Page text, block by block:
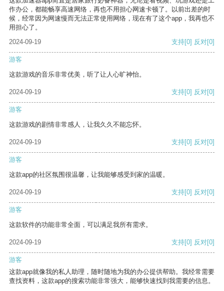
作办公，都能畅享高速网络，再也不用担心网速卡顿了。以前出差的时
候，经常因为网速慢而无法正常使用网络，现在有了这个app，我再也不
用担心了。
2024-09-19
支持[0] 反对[0]
游客
这款游戏的音乐非常优美，听了让人心旷神怡。
2024-09-19 支持[0] 反对[0]
游客
这款游戏的剧情非常感人，让我久久不能忘怀。
2024-09-19 支持[0] 反对[0]
游客
这款app的社区氛围很温馨，让我能够感受到家的温暖。
2024-09-19 支持[0] 反对[0]
游客
这款软件的功能非常全面，可以满足我所有需求。
2024-09-19 支持[0] 反对[0]
游客
这款app就像我的私人助理，随时随地为我的办公提供帮助。我经常需要
查找资料，这款app的搜索功能非常强大，能够快速找到我需要的信息。